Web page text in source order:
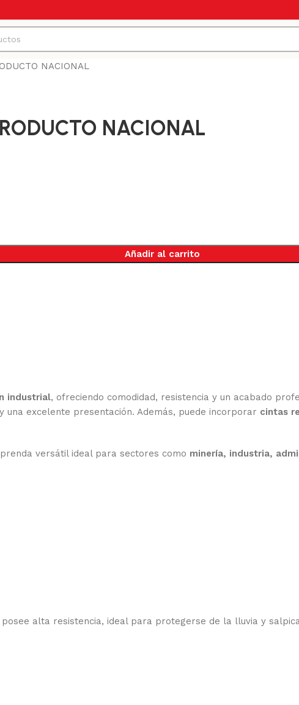
NACIONAL
NACIONAL
Añadir al carrito
industrial, ofreciendo comodidad, resistencia y un acabado
una excelente presentación. Además, puede incorporar cintas
versátil ideal para sectores como minería, industria,
alta resistencia, ideal para protegerse de la lluvia y